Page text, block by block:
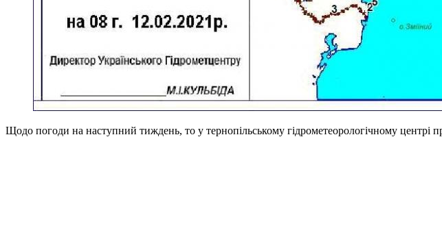
Щодо погоди на наступний тиждень, то у тернопільському гідрометеорологічному центрі